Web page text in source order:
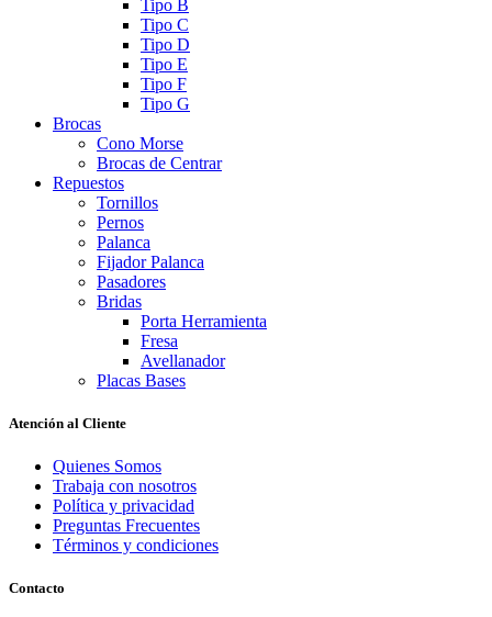
Tipo B
Tipo C
Tipo D
Tipo E
Tipo F
Tipo G
Brocas
Cono Morse
Brocas de Centrar
Repuestos
Tornillos
Pernos
Palanca
Fijador Palanca
Pasadores
Bridas
Porta Herramienta
Fresa
Avellanador
Placas Bases
Atención al Cliente
Quienes Somos
Trabaja con nosotros
Política y privacidad
Preguntas Frecuentes
Términos y condiciones
Contacto